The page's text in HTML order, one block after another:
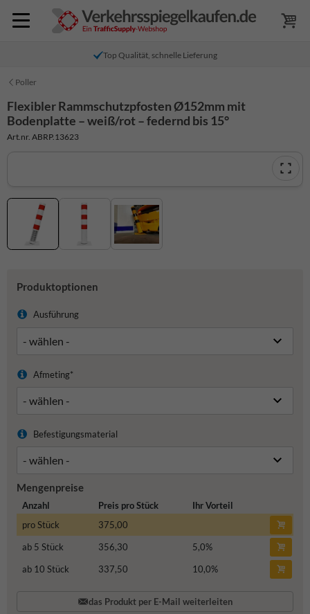
Top Qualität, schnelle Lieferung
Poller
Flexibler Rammschutzpfosten Ø152mm mit
Bodenplatte – weiß/rot – federnd bis 15°
Art.nr. ABRP.13623
Produktoptionen
Ausführung
Afmeting*
Befestigungsmaterial
Mengenpreise
Anzahl Preis pro Stück
Ihr Vorteil
pro Stück
375,00
ab 5 Stück
356,30 5,0%
ab 10 Stück
337,50 10,0%
das Produkt per E-Mail weiterleiten